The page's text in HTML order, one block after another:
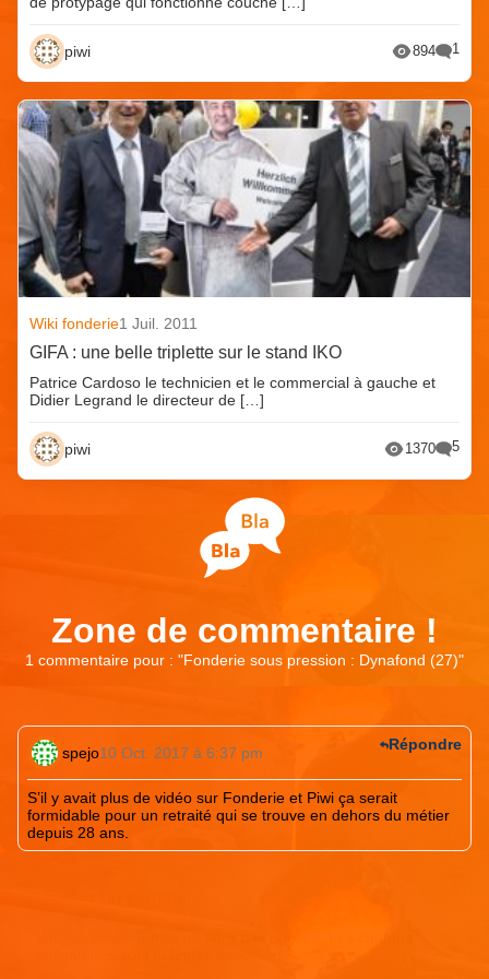
piwi 894 1
Wiki fonderie1 Juil. 2011
GIFA : une belle triplette sur le stand IKO
Patrice Cardoso le technicien et le commercial à gauche et
Didier Legrand le directeur de […]
piwi 1370 5
Zone de commentaire !
1 commentaire pour : "Fonderie sous pression : Dynafond (27)"
spejo10 Oct. 2017 à 6:37 pm
S’il y avait plus de vidéo sur Fonderie et Piwi ça serait
formidable pour un retraité qui se trouve en dehors du métier
depuis 28 ans.
Répondre